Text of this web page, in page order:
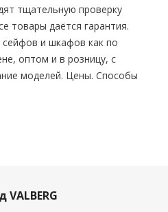
тщательную проверку
товары даётся гарантия.
и шкафов как по
оптом и в розницу, с
моделей. Цены. Способы
VALBERG